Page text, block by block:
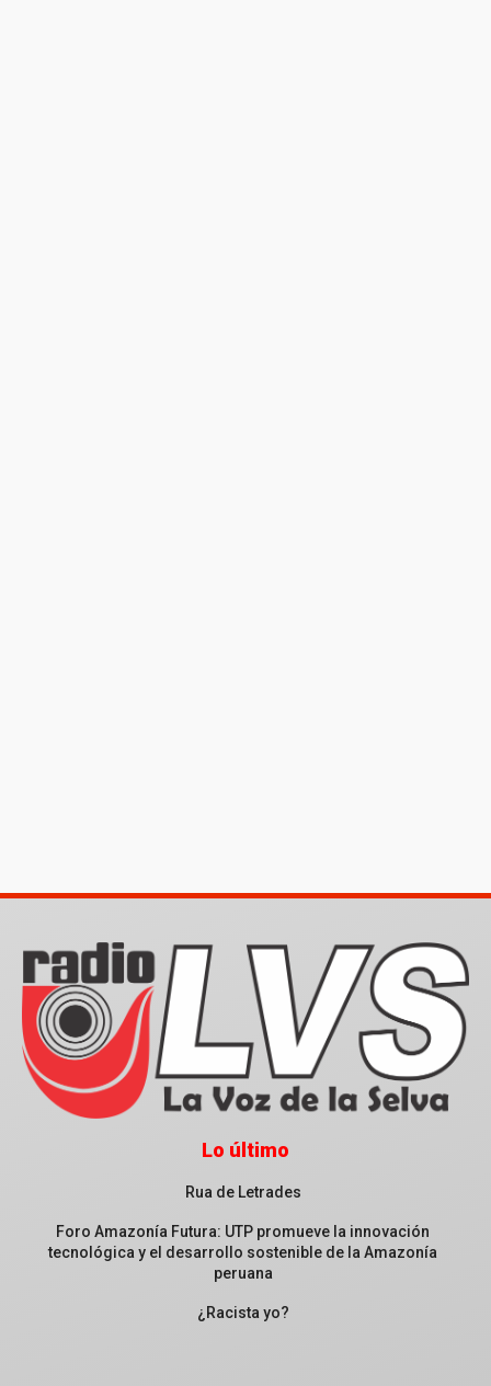
Lo último
Rua de Letrades
Foro Amazonía Futura: UTP promueve la innovación
tecnológica y el desarrollo sostenible de la Amazonía
peruana
¿Racista yo?